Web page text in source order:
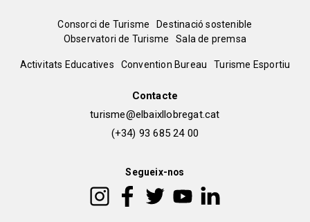
Menú
del
Consorci de Turisme
Destinació sostenible
Observatori de Turisme
Sala de premsa
Peu
Activitats Educatives Convention Bureau Turisme Esportiu
Contacte
turisme@elbaixllobregat.cat
(+34) 93 685 24 00
Segueix-nos